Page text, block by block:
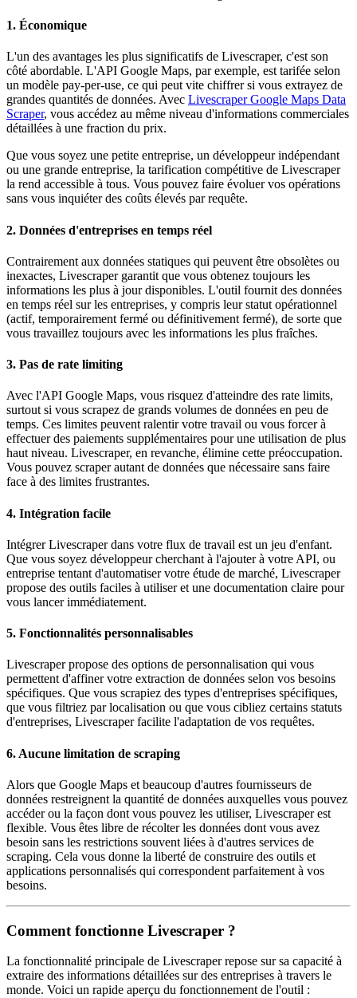
1. Économique
L'un des avantages les plus significatifs de Livescraper, c'est son
côté abordable. L'API Google Maps, par exemple, est tarifée selon
un modèle pay-per-use, ce qui peut vite chiffrer si vous extrayez de
grandes quantités de données. Avec Livescraper Google Maps Data
Scraper, vous accédez au même niveau d'informations commerciales
détaillées à une fraction du prix.
Que vous soyez une petite entreprise, un développeur indépendant
ou une grande entreprise, la tarification compétitive de Livescraper
la rend accessible à tous. Vous pouvez faire évoluer vos opérations
sans vous inquiéter des coûts élevés par requête.
2. Données d'entreprises en temps réel
Contrairement aux données statiques qui peuvent être obsolètes ou
inexactes, Livescraper garantit que vous obtenez toujours les
informations les plus à jour disponibles. L'outil fournit des données
en temps réel sur les entreprises, y compris leur statut opérationnel
(actif, temporairement fermé ou définitivement fermé), de sorte que
vous travaillez toujours avec les informations les plus fraîches.
3. Pas de rate limiting
Avec l'API Google Maps, vous risquez d'atteindre des rate limits,
surtout si vous scrapez de grands volumes de données en peu de
temps. Ces limites peuvent ralentir votre travail ou vous forcer à
effectuer des paiements supplémentaires pour une utilisation de plus
haut niveau. Livescraper, en revanche, élimine cette préoccupation.
Vous pouvez scraper autant de données que nécessaire sans faire
face à des limites frustrantes.
4. Intégration facile
Intégrer Livescraper dans votre flux de travail est un jeu d'enfant.
Que vous soyez développeur cherchant à l'ajouter à votre API, ou
entreprise tentant d'automatiser votre étude de marché, Livescraper
propose des outils faciles à utiliser et une documentation claire pour
vous lancer immédiatement.
5. Fonctionnalités personnalisables
Livescraper propose des options de personnalisation qui vous
permettent d'affiner votre extraction de données selon vos besoins
spécifiques. Que vous scrapiez des types d'entreprises spécifiques,
que vous filtriez par localisation ou que vous cibliez certains statuts
d'entreprises, Livescraper facilite l'adaptation de vos requêtes.
6. Aucune limitation de scraping
Alors que Google Maps et beaucoup d'autres fournisseurs de
données restreignent la quantité de données auxquelles vous pouvez
accéder ou la façon dont vous pouvez les utiliser, Livescraper est
flexible. Vous êtes libre de récolter les données dont vous avez
besoin sans les restrictions souvent liées à d'autres services de
scraping. Cela vous donne la liberté de construire des outils et
applications personnalisés qui correspondent parfaitement à vos
besoins.
Comment fonctionne Livescraper ?
La fonctionnalité principale de Livescraper repose sur sa capacité à
extraire des informations détaillées sur des entreprises à travers le
monde. Voici un rapide aperçu du fonctionnement de l'outil :